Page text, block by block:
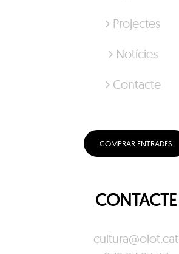
Projectes
Notícies
Contacte
COMPRAR ENTRADES
CONTACTE
cultura@olot.cat